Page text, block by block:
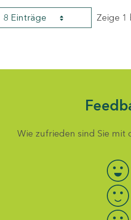
8 Einträge Zeige 1
Wie zufrieden sind Sie mit